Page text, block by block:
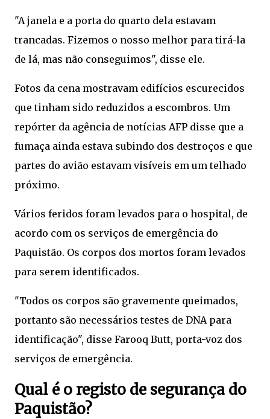
"A janela e a porta do quarto dela estavam
trancadas. Fizemos o nosso melhor para tirá-la
de lá, mas não conseguimos", disse ele.
Fotos da cena mostravam edifícios escurecidos
que tinham sido reduzidos a escombros. Um
repórter da agência de notícias AFP disse que a
fumaça ainda estava subindo dos destroços e que
partes do avião estavam visíveis em um telhado
próximo.
Vários feridos foram levados para o hospital, de
acordo com os serviços de emergência do
Paquistão. Os corpos dos mortos foram levados
para serem identificados.
"Todos os corpos são gravemente queimados,
portanto são necessários testes de DNA para
identificação", disse Farooq Butt, porta-voz dos
serviços de emergência.
Qual é o registo de segurança do
Paquistão?